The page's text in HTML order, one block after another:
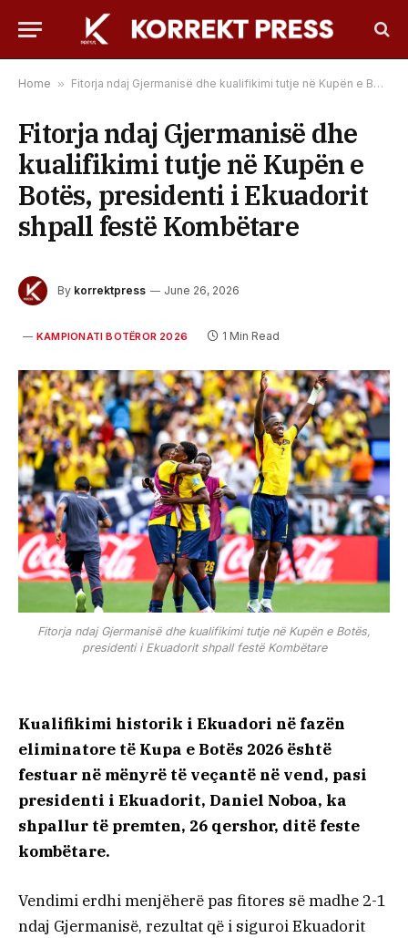
Home » Fitorja ndaj Gjermanisë dhe kualifikimi tutje në Kupën e Botës, presidenti i Ekuadorit shpall festë Kombëtare
Fitorja ndaj Gjermanisë dhe
kualifikimi tutje në Kupën e
Botës, presidenti i Ekuadorit
shpall festë Kombëtare
By korrektpress June 26, 2026
KAMPIONATI BOTËROR 2026 1 Min Read
Fitorja ndaj Gjermanisë dhe kualifikimi tutje në Kupën e Botës,
presidenti i Ekuadorit shpall festë Kombëtare
Kualifikimi historik i Ekuadori në fazën
eliminatore të Kupa e Botës 2026 është
festuar në mënyrë të veçantë në vend, pasi
presidenti i Ekuadorit, Daniel Noboa, ka
shpallur të premten, 26 qershor, ditë feste
kombëtare.
Vendimi erdhi menjëherë pas fitores së madhe 2-1
ndaj Gjermanisë, rezultat që i siguroi Ekuadorit